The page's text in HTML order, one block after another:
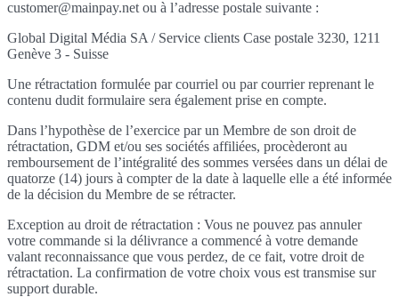
customer@mainpay.net ou à l’adresse postale suivante :
Global Digital Média SA / Service clients Case postale 3230, 1211
Genève 3 - Suisse
Une rétractation formulée par courriel ou par courrier reprenant le
contenu dudit formulaire sera également prise en compte.
Dans l’hypothèse de l’exercice par un Membre de son droit de
rétractation, GDM et/ou ses sociétés affiliées, procèderont au
remboursement de l’intégralité des sommes versées dans un délai de
quatorze (14) jours à compter de la date à laquelle elle a été informée
de la décision du Membre de se rétracter.
Exception au droit de rétractation : Vous ne pouvez pas annuler
votre commande si la délivrance a commencé à votre demande
valant reconnaissance que vous perdez, de ce fait, votre droit de
rétractation. La confirmation de votre choix vous est transmise sur
support durable.